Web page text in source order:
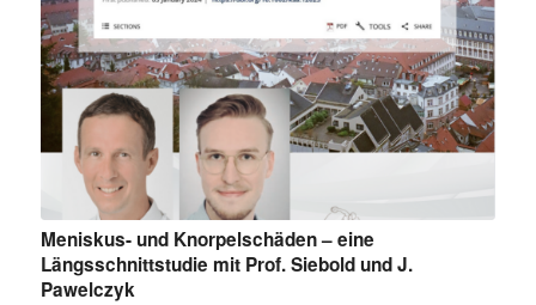
Meniskus- und Knorpelschäden – eine
Längsschnittstudie mit Prof. Siebold und J.
Pawelczyk